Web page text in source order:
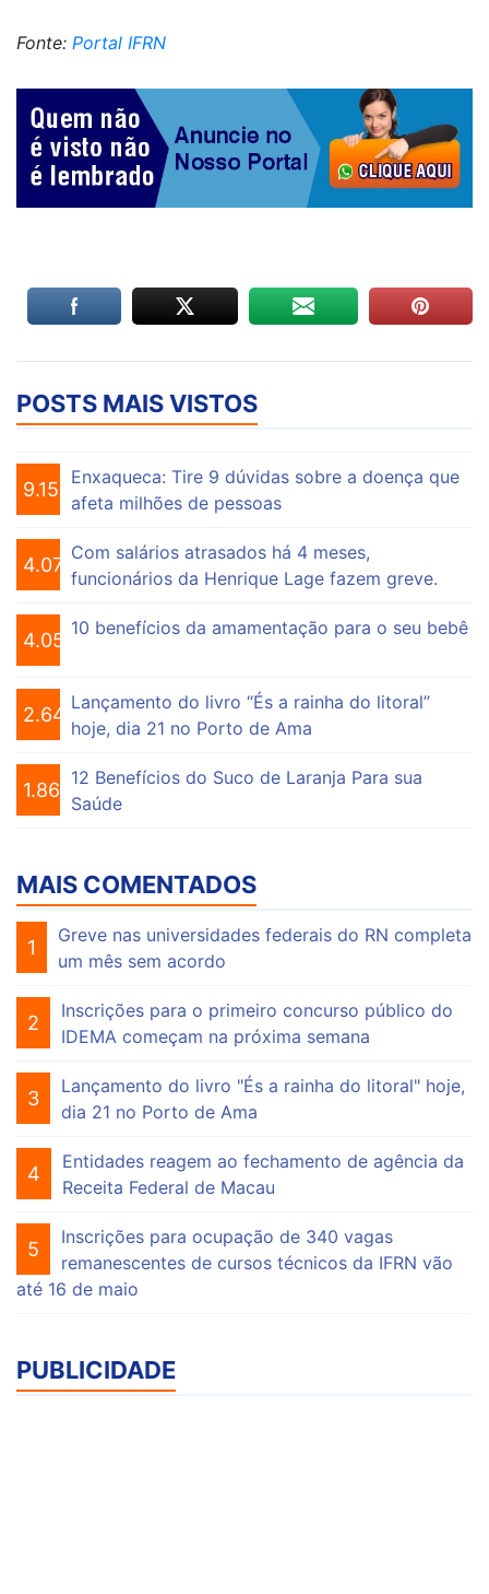
Fonte: Portal IFRN
POSTS MAIS VISTOS
9.154
Enxaqueca: Tire 9 dúvidas sobre a doença que
afeta milhões de pessoas
4.074
Com salários atrasados há 4 meses,
funcionários da Henrique Lage fazem greve.
4.055
10 benefícios da amamentação para o seu bebê
2.647
Lançamento do livro “És a rainha do litoral”
hoje, dia 21 no Porto de Ama
1.863
12 Benefícios do Suco de Laranja Para sua
Saúde
MAIS COMENTADOS
1
Greve nas universidades federais do RN completa
um mês sem acordo
2
Inscrições para o primeiro concurso público do
IDEMA começam na próxima semana
3
Lançamento do livro "És a rainha do litoral" hoje,
dia 21 no Porto de Ama
4
Entidades reagem ao fechamento de agência da
Receita Federal de Macau
5
Inscrições para ocupação de 340 vagas
remanescentes de cursos técnicos da IFRN vão
até 16 de maio
PUBLICIDADE